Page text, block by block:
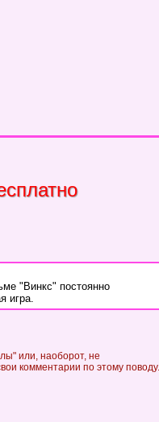
"Винкс" постоянно
игра.
или, наоборот, не
комментарии по этому поводу.